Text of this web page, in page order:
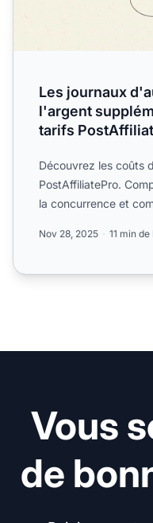
Les journaux
l'argent
tarifs
Découvrez les coûts
PostAffiliatePro.
la concurrence et
Nov 28, 2025 11 min
Vous
de